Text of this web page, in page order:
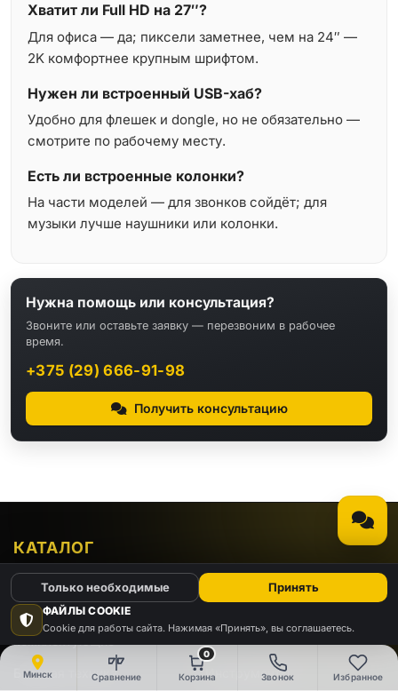
Минск Сравнение
0
Корзина Звонок Избранное
Хватит ли Full HD на 27″?
Для офиса — да; пиксели заметнее, чем на 24″ —
2K комфортнее крупным шрифтом.
Нужен ли встроенный USB-хаб?
Удобно для флешек и dongle, но не обязательно —
смотрите по рабочему месту.
Есть ли встроенные колонки?
На части моделей — для звонков сойдёт; для
музыки лучше наушники или колонки.
Нужна помощь или консультация?
Звоните или оставьте заявку — перезвоним в рабочее
время.
+375 (29) 666-91-98
Получить консультацию
КАТАЛОГ
Видео
Компьютеры и
комплектующие
Электроника
Бытовая техника Инструменты
ФАЙЛЫ COOKIE
Cookie для работы сайта. Нажимая «Принять», вы соглашаетесь.
Только необходимые Принять